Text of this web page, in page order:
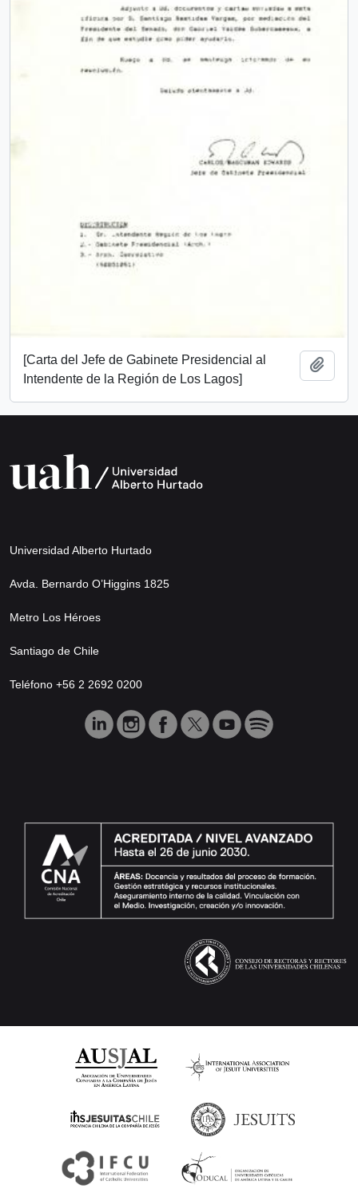
[Carta del Jefe de Gabinete Presidencial al
Intendente de la Región de Los Lagos]
Universidad Alberto Hurtado
Avda. Bernardo O’Higgins 1825
Metro Los Héroes
Santiago de Chile
Teléfono +56 2 2692 0200